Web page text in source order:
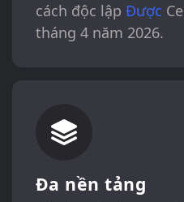
cách độc lập Được
tháng 4 năm 2026.
Đa nền tảng